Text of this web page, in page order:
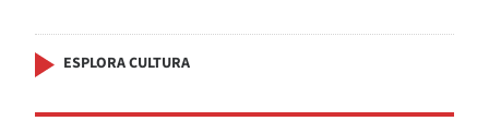
ESPLORA CULTURA